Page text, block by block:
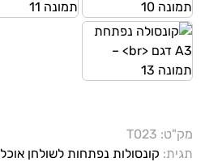
מק"ט: T023
תגית: קונסולות נפתחות לשולחן אוכל